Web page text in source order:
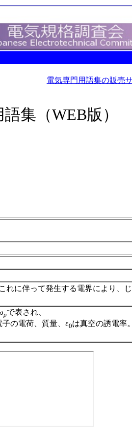
電気専門用語集の販売
集（WEB版）
れに伴って発生する電界により、
pで表され、
子の電荷、質量、ε0は真空の誘電率